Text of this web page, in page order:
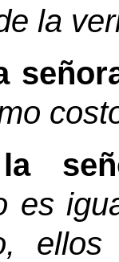
la
la
es